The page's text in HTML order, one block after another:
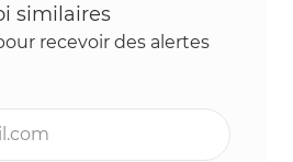
similaires
recevoir des alertes